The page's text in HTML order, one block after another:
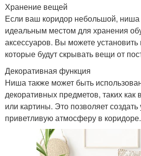
Хранение вещей
Если ваш коридор небольшой, ниша
идеальным местом для хранения
аксессуаров. Вы можете
которые будут скрывать вещи от
Декоративная функция
Ниша также может быть
декоративных предметов, таких как
или картины. Это позволяет
приветливую атмосферу в коридоре.